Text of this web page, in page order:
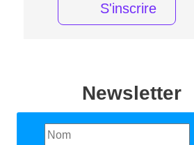
S'inscrire
Newsletter